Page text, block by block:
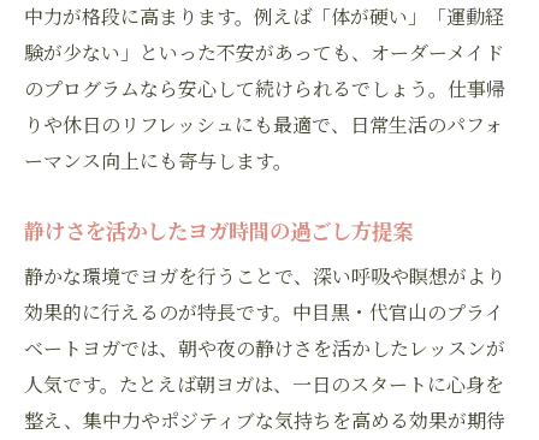
中力が格段に高まります。例えば「体が硬い」「運動経
験が少ない」といった不安があっても、オーダーメイド
のプログラムなら安心して続けられるでしょう。仕事帰
りや休日のリフレッシュにも最適で、日常生活のパフォ
ーマンス向上にも寄与します。
静けさを活かしたヨガ時間の過ごし方提案
静かな環境でヨガを行うことで、深い呼吸や瞑想がより
効果的に行えるのが特長です。中目黒・代官山のプライ
ベートヨガでは、朝や夜の静けさを活かしたレッスンが
人気です。たとえば朝ヨガは、一日のスタートに心身を
整え、集中力やポジティブな気持ちを高める効果が期待